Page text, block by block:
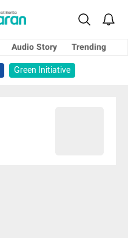
Audio Story
Trending
Green Initiative